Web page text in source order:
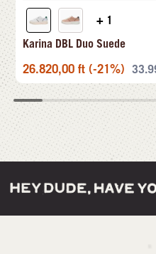
+ 1
Karina DBL Duo Suede
26.820,00 ft (-21%)